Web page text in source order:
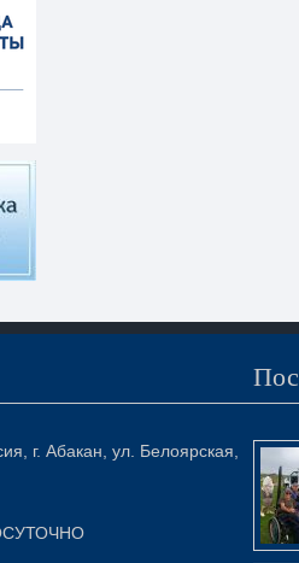
г. Абакан, ул. Белоярская,